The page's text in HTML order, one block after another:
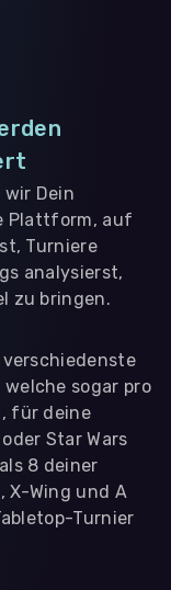
Dein
Plattform, auf
Turniere
analysierst,
zu bringen.
sogar pro
für deine
Star Wars
8 deiner
X-Wing und A
Turnier